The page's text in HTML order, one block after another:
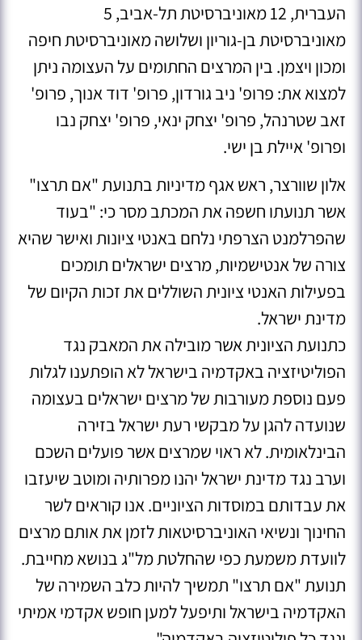
העברית, 12 מאוניברסיטת תל-אביב, 5
מאוניברסיטת בן-גוריון ושלושה מאוניברסיטת חיפה
ומכון ויצמן. בין המרצים החתומים על העצומה ניתן
למצוא את: פרופ' ניב גורדון, פרופ' דוד אנוך, פרופ'
זאב שטרנהל, פרופ' יצחק ינאי, פרופ' יצחק נבו
ופרופ' איילת בן ישי.
אלון שוורצר, ראש אגף מדיניות בתנועת "אם תרצו"
אשר תנועתו חשפה את המכתב מסר כי: "בעוד
שהפרלמנט הצרפתי נלחם באנטי ציונות ואישר שהיא
צורה של אנטישמיות, מרצים ישראלים תומכים
בפעילות האנטי ציונית השוללים את זכות הקיום של
מדינת ישראל.
כתנועת הציונית אשר מובילה את המאבק נגד
הפוליטיזציה באקדמיה בישראל לא הופתענו לגלות
פעם נוספת מעורבות של מרצים ישראלים בעצומה
שנועדה להגן על מבקשי רעת ישראל בזירה
הבינלאומית. לא ראוי שמרצים אשר פועלים השכם
וערב נגד מדינת ישראל יהנו מפרותיה ומוטב שיעזבו
את עבדותם במוסדות הציוניים. אנו קוראים לשר
החינוך ונשיאי האוניברסיטאות לזמן את אותם מרצים
לוועדת משמעת כפי שהחלטת מל"ג בנושא מחייבת.
תנועת "אם תרצו" תמשיך להיות כלב השמירה של
האקדמיה בישראל ותיפעל למען חופש אקדמי אמיתי